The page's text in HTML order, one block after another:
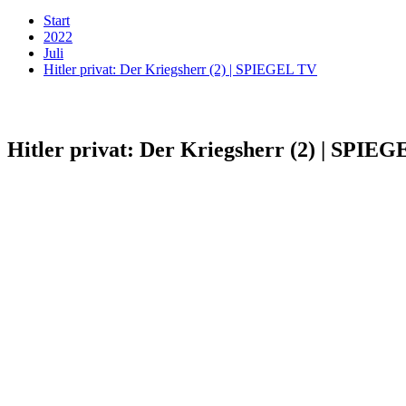
Start
2022
Juli
Hitler privat: Der Kriegsherr (2) | SPIEGEL TV
Hitler privat: Der Kriegsherr (2) |